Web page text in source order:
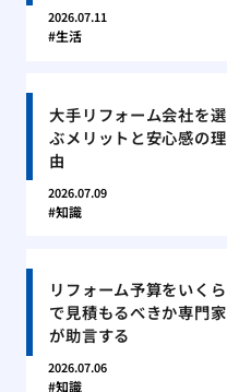
2026.07.11
生活
大手リフォーム会社を選
ぶメリットと安心感の理
由
2026.07.09
知識
リフォーム予算をいくら
で見積もるべきか専門家
が助言する
2026.07.06
知識